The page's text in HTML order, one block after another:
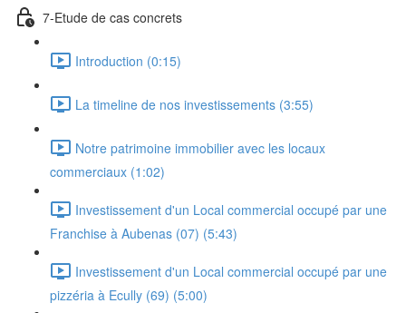
7-Etude de cas concrets
Introduction (0:15)
La timeline de nos investissements (3:55)
Notre patrimoine immobilier avec les locaux
commerciaux (1:02)
Investissement d'un Local commercial occupé par une
Franchise à Aubenas (07) (5:43)
Investissement d'un Local commercial occupé par une
pizzéria à Ecully (69) (5:00)